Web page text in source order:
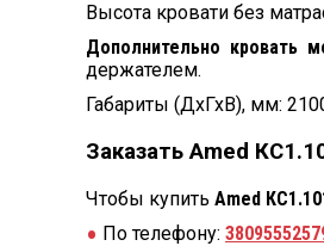
Высота кровати без
Дополнительно кровать
держателем.
Габариты (ДхГхВ), мм:
Заказать Amed
Чтобы купить Amed
По телефону: